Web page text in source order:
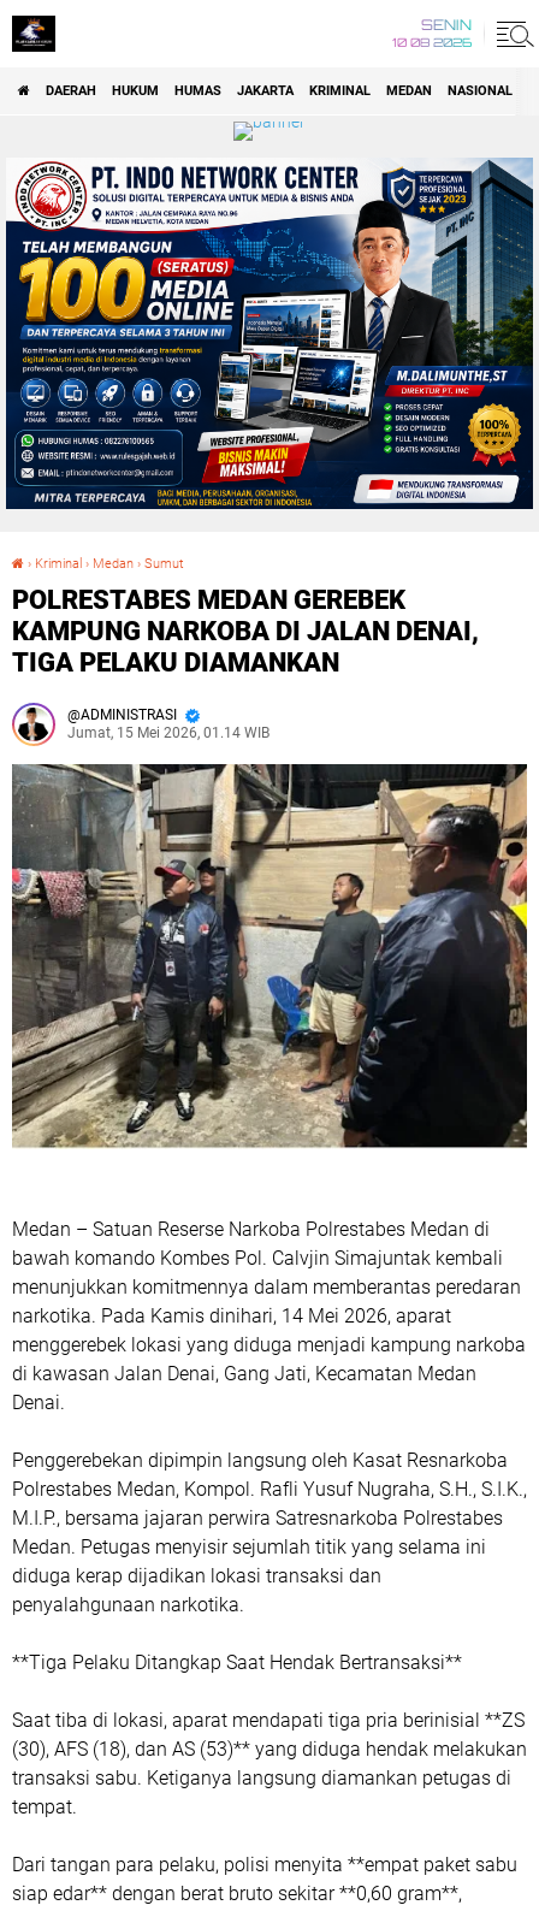
SENIN
10 08 2026
DAERAH HUKUM HUMAS JAKARTA KRIMINAL MEDAN NASIONAL
› Kriminal › Medan › Sumut
POLRESTABES MEDAN GEREBEK
KAMPUNG NARKOBA DI JALAN DENAI,
TIGA PELAKU DIAMANKAN
ADMINISTRASI
Jumat, 15 Mei 2026, 01.14 WIB
Medan – Satuan Reserse Narkoba Polrestabes Medan di
bawah komando Kombes Pol. Calvjin Simajuntak kembali
menunjukkan komitmennya dalam memberantas peredaran
narkotika. Pada Kamis dinihari, 14 Mei 2026, aparat
menggerebek lokasi yang diduga menjadi kampung narkoba
di kawasan Jalan Denai, Gang Jati, Kecamatan Medan
Denai.
Penggerebekan dipimpin langsung oleh Kasat Resnarkoba
Polrestabes Medan, Kompol. Rafli Yusuf Nugraha, S.H., S.I.K.,
M.I.P., bersama jajaran perwira Satresnarkoba Polrestabes
Medan. Petugas menyisir sejumlah titik yang selama ini
diduga kerap dijadikan lokasi transaksi dan
penyalahgunaan narkotika.
**Tiga Pelaku Ditangkap Saat Hendak Bertransaksi**
Saat tiba di lokasi, aparat mendapati tiga pria berinisial **ZS
(30), AFS (18), dan AS (53)** yang diduga hendak melakukan
transaksi sabu. Ketiganya langsung diamankan petugas di
tempat.
Dari tangan para pelaku, polisi menyita **empat paket sabu
siap edar** dengan berat bruto sekitar **0,60 gram**,